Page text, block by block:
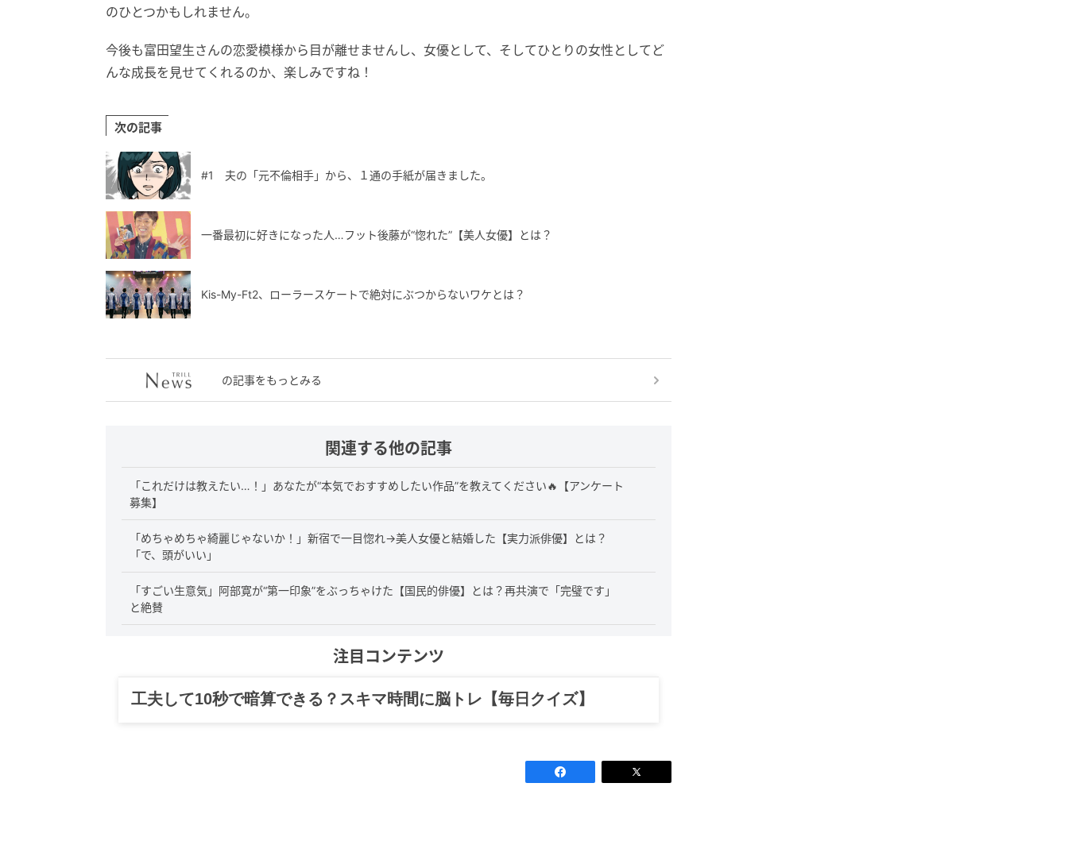
のひとつかもしれません。
今後も富田望生さんの恋愛模様から目が離せませんし、女優として、そしてひとりの女性としてど
んな成長を見せてくれるのか、楽しみですね！
次の記事
#1 夫の「元不倫相手」から、１通の手紙が届きました。
一番最初に好きになった人…フット後藤が“惚れた”【美人女優】とは？
Kis-My-Ft2、ローラースケートで絶対にぶつからないワケとは？
の記事をもっとみる
関連する他の記事
「これだけは教えたい…！」あなたが“本気でおすすめしたい作品”を教えてください🔥【アンケート
募集】
「めちゃめちゃ綺麗じゃないか！」新宿で一目惚れ→美人女優と結婚した【実力派俳優】とは？
「で、頭がいい」
「すごい生意気」阿部寛が“第一印象”をぶっちゃけた【国民的俳優】とは？再共演で「完璧です」
と絶賛
注目コンテンツ
工夫して10秒で暗算できる？スキマ時間に脳トレ【毎日クイズ】